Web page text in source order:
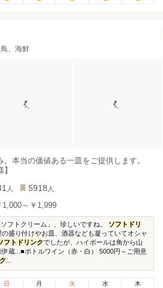
、海鮮
本当の価値ある一皿をご提供します。
人 5918 人
1,000～￥1,999
フトクリーム」、珍しいですね。 ソフトドリ
盛り付けやお皿、酒器なども凝っていてオシャ
フトドリンクでしたが、ハイボールは角から山
蔵...■ボトルワイン（赤・白） 5000円～ご用意
日 月 火 水 木